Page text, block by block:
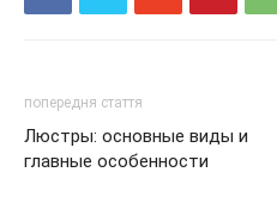
попередня стаття
Люстры: основные виды и
главные особенности